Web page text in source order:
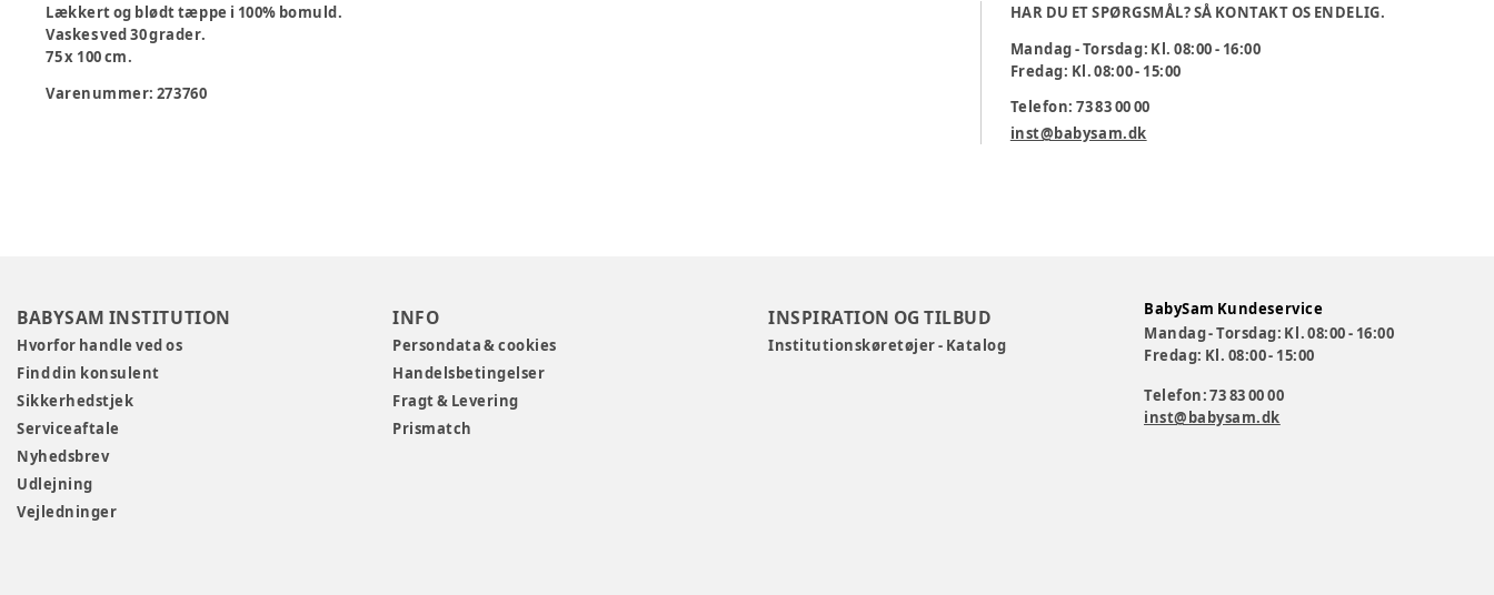
Lækkert og blødt tæppe i 100% bomuld.
Vaskes ved 30 grader.
75 x 100 cm.
Varenummer: 273760
HAR DU ET SPØRGSMÅL? SÅ KONTAKT OS ENDELIG.
Mandag - Torsdag: Kl. 08:00 - 16:00
Fredag: Kl. 08:00 - 15:00
Telefon: 73 83 00 00
inst@babysam.dk
BABYSAM INSTITUTION
Hvorfor handle ved os
Find din konsulent
Sikkerhedstjek
Serviceaftale
Nyhedsbrev
Udlejning
Vejledninger
INFO
Persondata & cookies
Handelsbetingelser
Fragt & Levering
Prismatch
INSPIRATION OG TILBUD
Institutionskøretøjer - Katalog
BabySam Kundeservice
Mandag - Torsdag: Kl. 08:00 - 16:00
Fredag: Kl. 08:00 - 15:00
Telefon: 73 83 00 00
inst@babysam.dk